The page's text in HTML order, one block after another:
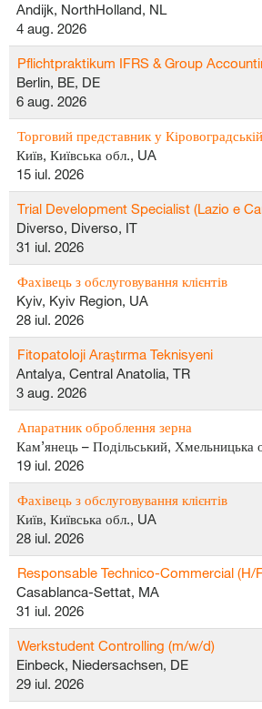
Andijk, NorthHolland, NL
4 aug. 2026
Pflichtpraktikum IFRS & Group
Berlin, BE, DE
6 aug. 2026
Торговий представник у
Київ, Київська обл., UA
15 iul. 2026
Trial Development Specialist (Lazio e
Diverso, Diverso, IT
31 iul. 2026
Фахівець з обслуговування клієнтів
Kyiv, Kyiv Region, UA
28 iul. 2026
Fitopatoloji Araştırma Teknisyeni
Antalya, Central Anatolia, TR
3 aug. 2026
Апаратник оброблення зерна
Кам’янець – Подільський, Хмельницька
19 iul. 2026
Фахівець з обслуговування клієнтів
Київ, Київська обл., UA
28 iul. 2026
Responsable Technico-Commercial (H/
Casablanca-Settat, MA
31 iul. 2026
Werkstudent Controlling (m/w/d)
Einbeck, Niedersachsen, DE
29 iul. 2026